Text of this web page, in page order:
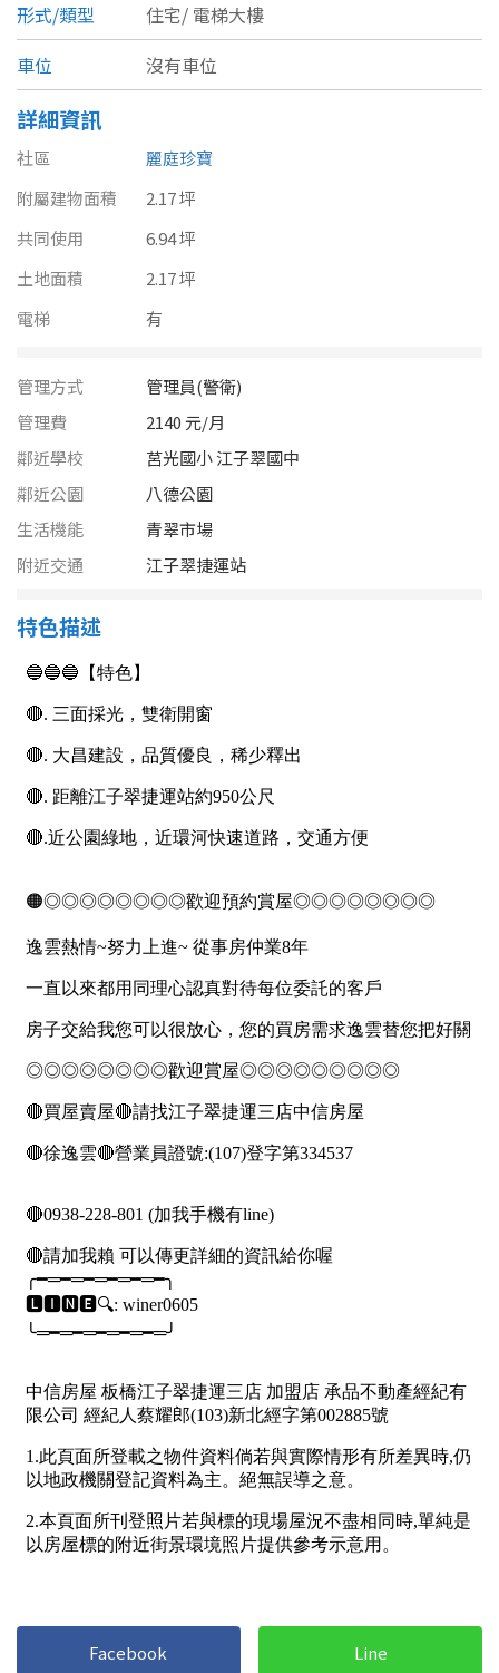
苗栗縣
台中市
雲林縣
嘉義市
嘉義縣
台南市
高雄市
屏東縣
台東縣
金門連江
農舍 辦公
坪數
不拘
60~70 坪
~
樓層
不拘
1樓
5~10樓
21樓以上
~ 樓
格局
不拘
1房
4房 5房以上
不拘
5-10 年
20-30 年 30-40 年
40 年以上
售價
形式/類型
住宅/ 電梯大樓
車位
沒有車位
詳細資訊
社區
麗庭珍寶
附屬建物面積
2.17 坪
共同使用
6.94 坪
土地面積
2.17 坪
電梯
有
管理方式
管理員(警衛)
管理費
2140 元/月
鄰近學校
莒光國小 江子翠國中
鄰近公園
八德公園
生活機能
青翠市場
附近交通
江子翠捷運站
特色描述
Facebook Line